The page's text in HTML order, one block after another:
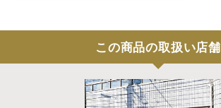
この商品の取扱い店舗